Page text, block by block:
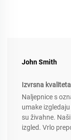
John Smith
Izvrsna
Naljepnice s
umake
su živahne.
izgled. Vrlo